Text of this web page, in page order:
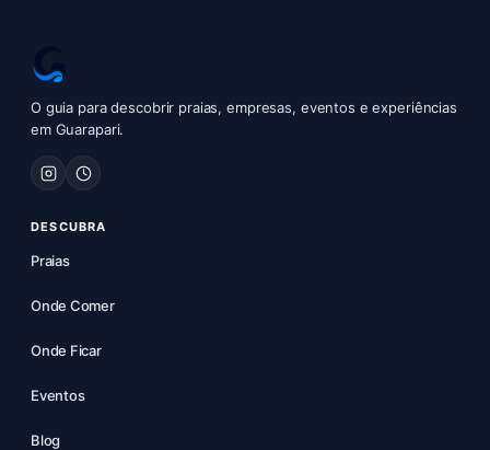
O guia para descobrir praias, empresas, eventos e experiências
em Guarapari.
DESCUBRA
Praias
Onde Comer
Onde Ficar
Eventos
Blog